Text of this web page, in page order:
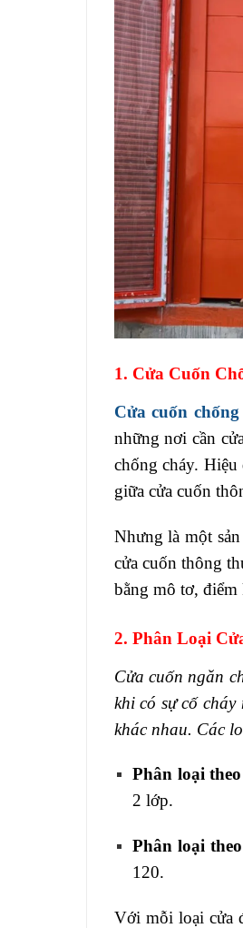
1. Cửa Cuốn
Cửa cuốn
những nơi cần
chống cháy.
giữa cửa cuốn
Nhưng là một
cửa cuốn thông
bằng mô tơ, điểm
2. Phân Loại
Cửa cuốn ngăn
khi có sự cố
khác nhau. Các
Phân loại
2 lớp.
Phân loại
120.
Với mỗi loại cửa